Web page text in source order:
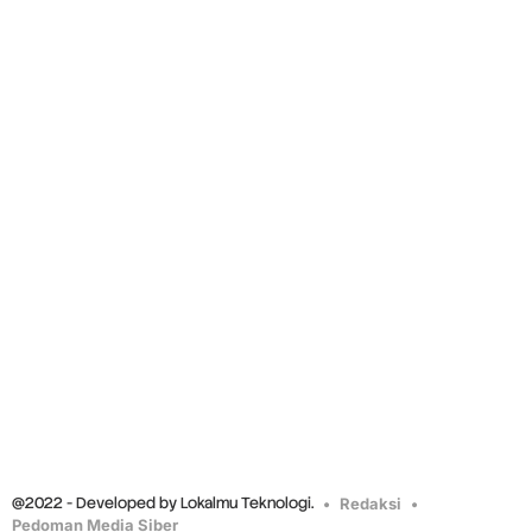
@2022 - Developed by Lokalmu Teknologi.
Redaksi
Pedoman Media Siber